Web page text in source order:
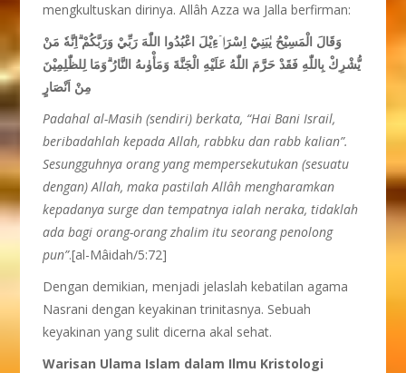
mengkultuskan dirinya. Allâh Azza wa Jalla berfirman:
وَقَالَ الْمَسِيْحُ يٰبَنِيْٓ اِسْرَاۤءِيْلَ اعْبُدُوا اللّٰهَ رَبِّيْ وَرَبَّكُمْ ۗاِنَّهٗ مَنْ
يُّشْرِكْ بِاللّٰهِ فَقَدْ حَرَّمَ اللّٰهُ عَلَيْهِ الْجَنَّةَ وَمَأْوٰىهُ النَّارُ ۗوَمَا لِلظّٰلِمِيْنَ
مِنْ اَنْصَارٍ
Padahal al-Masih (sendiri) berkata, “Hai Bani Israil,
beribadahlah kepada Allah, rabbku dan rabb kalian”.
Sesungguhnya orang yang mempersekutukan (sesuatu
dengan) Allah, maka pastilah Allâh mengharamkan
kepadanya surge dan tempatnya ialah neraka, tidaklah
ada bagi orang-orang zhalim itu seorang penolong
pun”.[al-Mâidah/5:72]
Dengan demikian, menjadi jelaslah kebatilan agama
Nasrani dengan keyakinan trinitasnya. Sebuah
keyakinan yang sulit dicerna akal sehat.
Warisan Ulama Islam dalam Ilmu Kristologi